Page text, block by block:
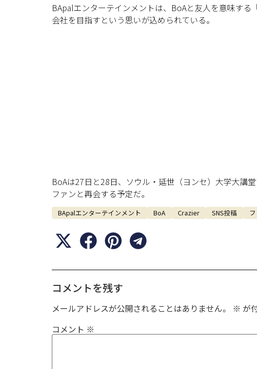
BApalエンターテインメントは、BoAと友人を意味す
会社を目指すという思いが込められている。
BoAは27日と28日、ソウル・延世（ヨンセ）大学大講
ファンと再会する予定だ。
BApalエンターテインメント BoA Crazier SNS投稿
コメントを残す
メールアドレスが公開されることはありません。 ※ が
コメント ※